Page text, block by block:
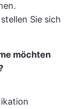
Sie sich
möchten